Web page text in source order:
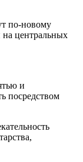
по-новому
на центральных
и
посредством